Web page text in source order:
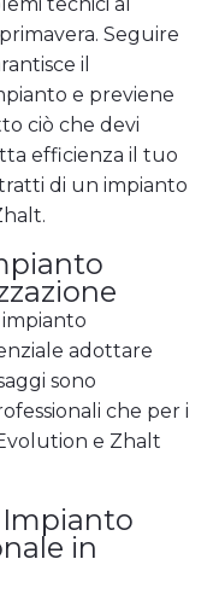
Seguire
il
e previene
ciò che devi
efficienza il tuo
di un impianto
adottare
sono
che per i
e Zhalt
in